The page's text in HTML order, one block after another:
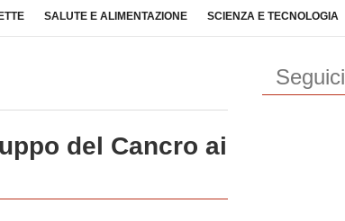
SALUTE E ALIMENTAZIONE SCIENZA E TECNOLOGIA
del Cancro ai
Seguici